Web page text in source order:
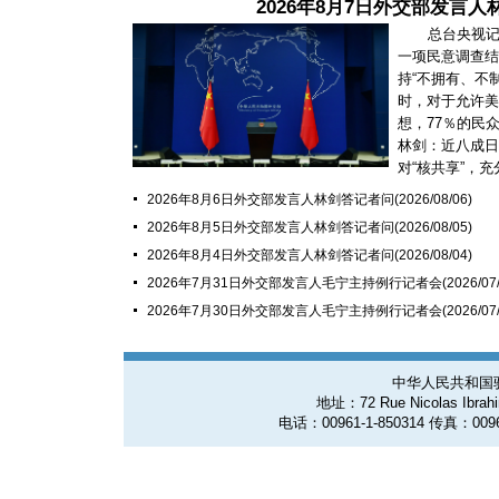
2026年8月7日外交部发言人
总台央视
一项民意调查
持“不拥有、不
时，对于允许
想，77％的民
林剑：近八成
对“核共享”，
2026年8月6日外交部发言人林剑答记者问(2026/08/06)
2026年8月5日外交部发言人林剑答记者问(2026/08/05)
2026年8月4日外交部发言人林剑答记者问(2026/08/04)
2026年7月31日外交部发言人毛宁主持例行记者会(2026/
2026年7月30日外交部发言人毛宁主持例行记者会(2026/
中华人民共和国
地址：72 Rue Nicolas
电话：00961-1-850314 传真：